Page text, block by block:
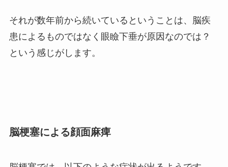
それが数年前から続いているということは、脳疾
患によるものではなく眼瞼下垂が原因なのでは？
という感じがします。
脳梗塞による顔面麻痺